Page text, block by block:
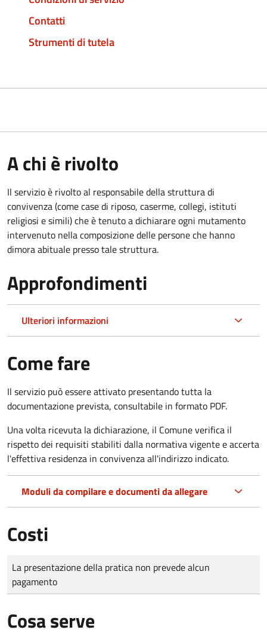
Contatti
Strumenti di tutela
A chi è rivolto
Il servizio è rivolto al responsabile della struttura di
convivenza (come case di riposo, caserme, collegi, istituti
religiosi e simili) che è tenuto a dichiarare ogni mutamento
intervenuto nella composizione delle persone che hanno
dimora abituale presso tale struttura.
Approfondimenti
Ulteriori informazioni
Come fare
Il servizio può essere attivato presentando tutta la
documentazione prevista, consultabile in formato PDF.
Una volta ricevuta la dichiarazione, il Comune verifica il
rispetto dei requisiti stabiliti dalla normativa vigente e accerta
l'effettiva residenza in convivenza all'indirizzo indicato.
Moduli da compilare e documenti da allegare
Costi
Tipo di pagamento
Importo
La presentazione della pratica non prevede alcun
pagamento
Cosa serve